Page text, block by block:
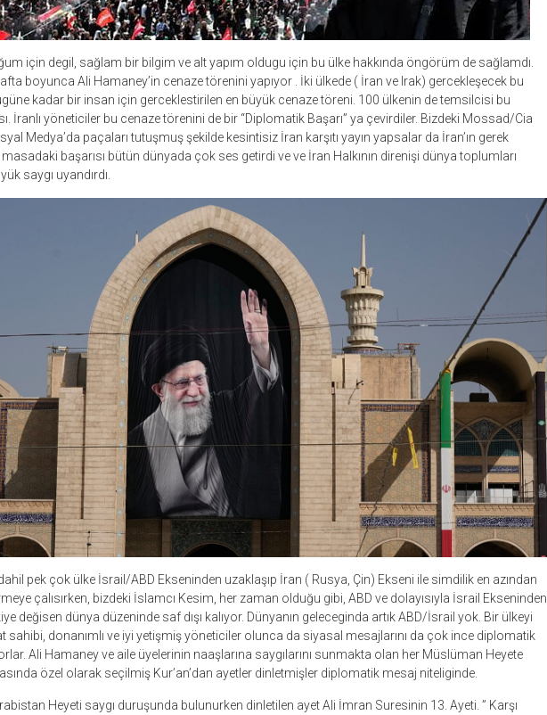
için degil, sağlam bir bilgim ve alt yapım oldugu için bu ülke hakkında öngörüm de sağlamdı.
boyunca Ali Hamaney’in cenaze törenini yapıyor . İki ülkede ( İran ve Irak) gercekleşecek bu
kadar bir insan için gerceklestirilen en büyük cenaze töreni. 100 ülkenin de temsilcisi bu
İranlı yöneticiler bu cenaze törenini de bir “Diplomatik Başarı” ya çevirdiler. Bizdeki Mossad/Cia
Medya’da paçaları tutuşmuş şekilde kesintisiz İran karşıtı yayın yapsalar da İran’ın gerek
başarısı bütün dünyada çok ses getirdi ve ve İran Halkının direnişi dünya toplumları
saygı uyandırdı.
pek çok ülke İsrail/ABD Ekseninden uzaklaşıp İran ( Rusya, Çin) Ekseni ile simdilik en azından
çalısırken, bizdeki İslamcı Kesim, her zaman olduğu gibi, ABD ve dolayısıyla İsrail Ekseninden
değisen dünya düzeninde saf dışı kalıyor. Dünyanın geleceginda artık ABD/İsrail yok. Bir ülkeyi
sahibi, donanımlı ve iyi yetişmiş yöneticiler olunca da siyasal mesajlarını da çok ince diplomatik
Ali Hamaney ve aile üyelerinin naaşlarına saygılarını sunmakta olan her Müslüman Heyete
özel olarak seçilmiş Kur’an’dan ayetler dinletmişler diplomatik mesaj niteliginde.
Heyeti saygı duruşunda bulunurken dinletilen ayet Ali İmran Suresinin 13. Ayeti. ” Karşı